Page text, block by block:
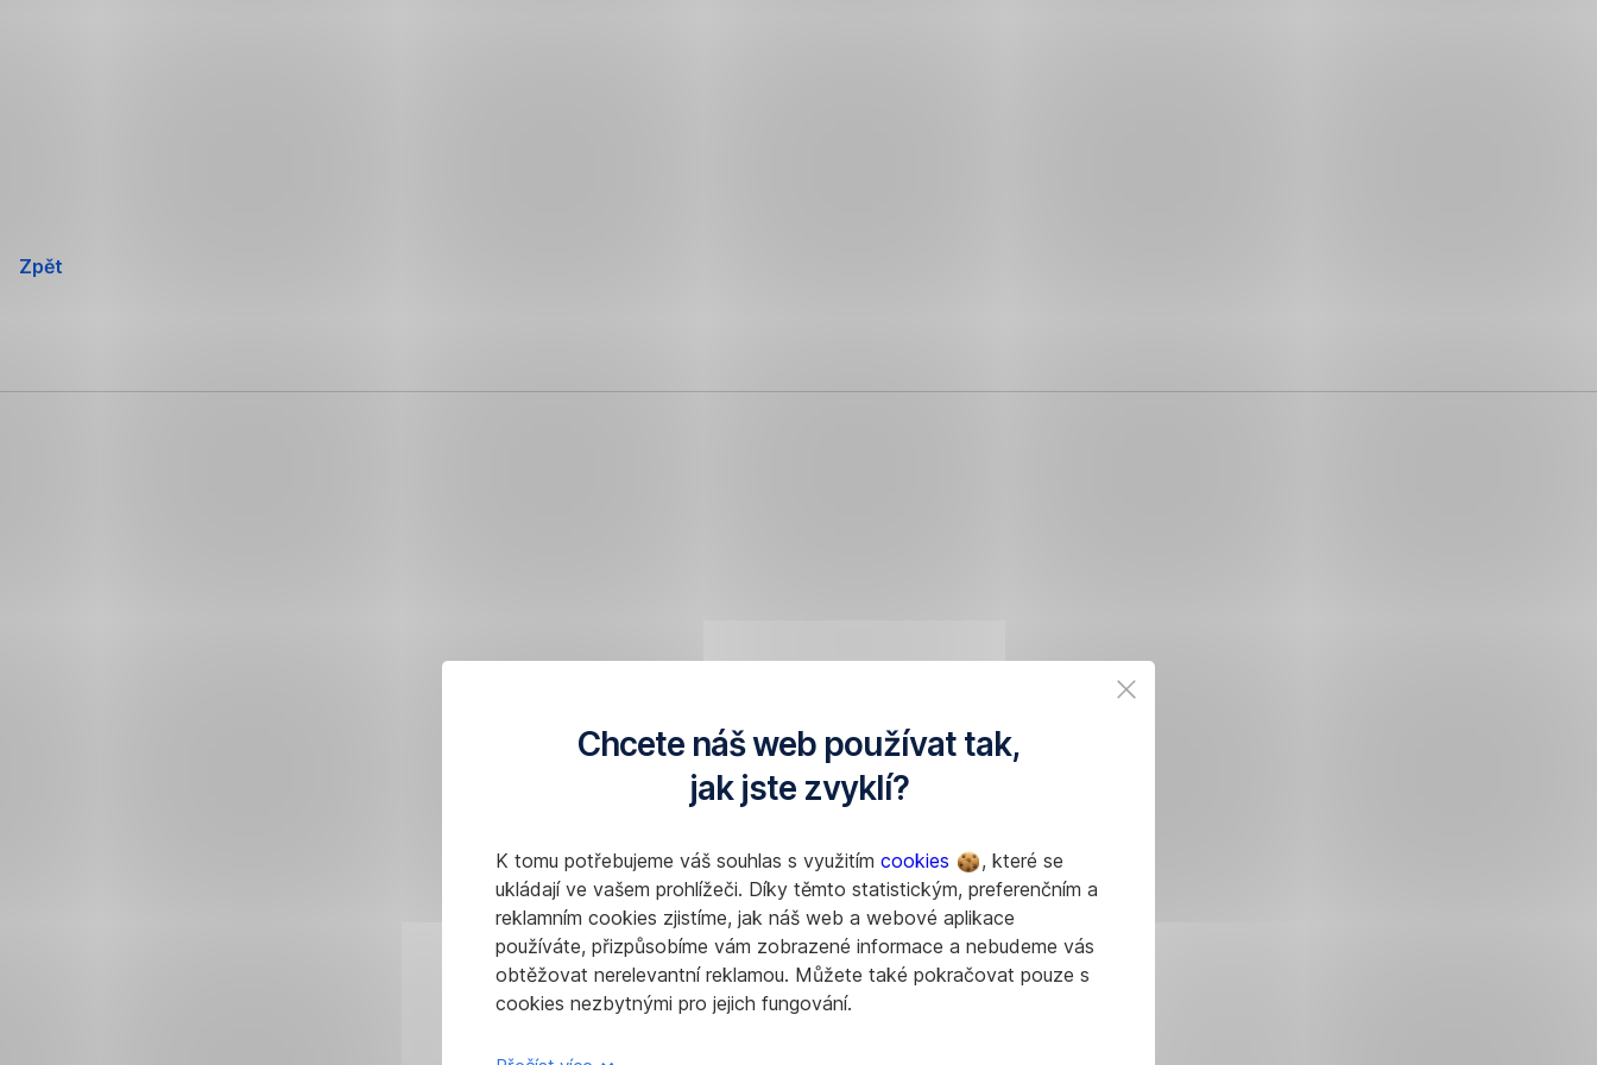
Chcete náš web používat tak,
jak jste zvyklí?
K tomu potřebujeme váš souhlas s využitím cookies
, které se
ukládají ve vašem prohlížeči. Díky těmto statistickým, preferenčním a
reklamním cookies zjistíme, jak náš web a webové aplikace
používáte, přizpůsobíme vám zobrazené informace a nebudeme vás
obtěžovat nerelevantní reklamou. Můžete také pokračovat pouze s
cookies nezbytnými pro jejich fungování.
Zpět